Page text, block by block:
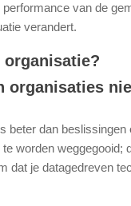
van de
verandert.
organisatie?
organisaties
beter dan beslissingen
worden
dat je datagedreven